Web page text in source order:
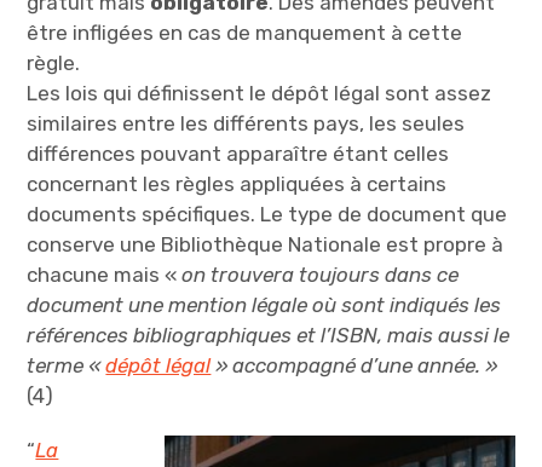
être infligées en cas de manquement à cette
règle.
Les lois qui définissent le dépôt légal sont assez
similaires entre les différents pays, les seules
différences pouvant apparaître étant celles
concernant les règles appliquées à certains
documents spécifiques. Le type de document que
conserve une Bibliothèque Nationale est propre à
chacune mais «on trouvera toujours dans ce
document une mention légale où sont indiqués les
références bibliographiques et l’ISBN, mais aussi le
terme «dépôt légal» accompagné d’une année. »
(4)
“La